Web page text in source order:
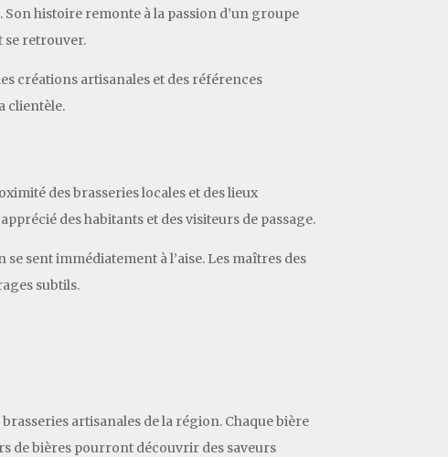
histoire remonte à la passion d’un groupe
se retrouver.
créations artisanales et des références
clientèle.
des brasseries locales et des lieux
des habitants et des visiteurs de passage.
sent immédiatement à l’aise. Les maîtres des
subtils.
artisanales de la région. Chaque bière
de bières pourront découvrir des saveurs